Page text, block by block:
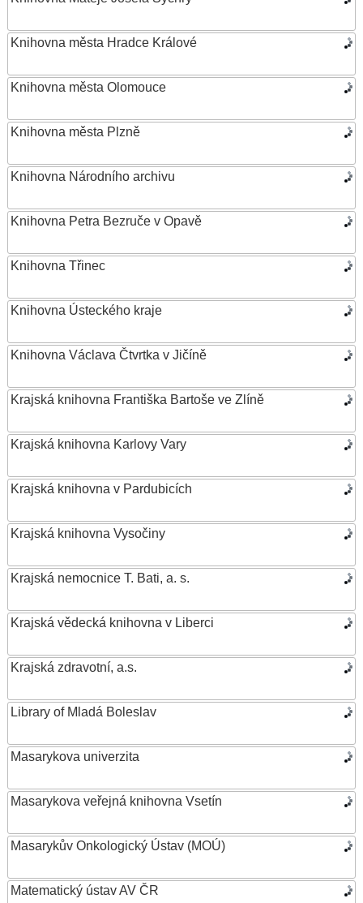
Knihovna města Hradce Králové
Knihovna města Olomouce
Knihovna města Plzně
Knihovna Národního archivu
Knihovna Petra Bezruče v Opavě
Knihovna Třinec
Knihovna Ústeckého kraje
Knihovna Václava Čtvrtka v Jičíně
Krajská knihovna Františka Bartoše ve Zlíně
Krajská knihovna Karlovy Vary
Krajská knihovna v Pardubicích
Krajská knihovna Vysočiny
Krajská nemocnice T. Bati, a. s.
Krajská vědecká knihovna v Liberci
Krajská zdravotní, a.s.
Library of Mladá Boleslav
Masarykova univerzita
Masarykova veřejná knihovna Vsetín
Masarykův Onkologický Ústav (MOÚ)
Matematický ústav AV ČR